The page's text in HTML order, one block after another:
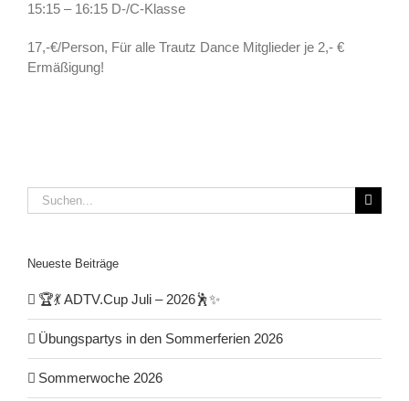
15:15 – 16:15 D-/C-Klasse
17,-€/Person, Für alle Trautz Dance Mitglieder je 2,- €
Ermäßigung!
Suche
nach:
Neueste Beiträge
🏆💃 ADTV.Cup Juli – 2026🕺✨
Übungspartys in den Sommerferien 2026
Sommerwoche 2026